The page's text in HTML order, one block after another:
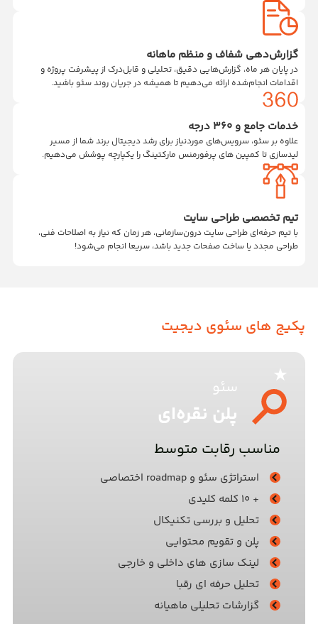
گزارش‌دهی شفاف و منظم ماهانه
در پایان هر ماه، گزارش‌هایی دقیق، تحلیلی و قابل‌درک از پیشرفت پروژه و
اقدامات انجام‌شده ارائه می‌دهیم تا همیشه در جریان روند سئو باشید.
خدمات جامع و ۳۶۰ درجه
علاوه بر سئو، سرویس‌های موردنیاز برای رشد دیجیتال برند شما از مسیر
لیدسازی تا کمپین های پرفورمنس مارکتینگ را یکپارچه پوشش می‌دهیم.
تیم تخصصی طراحی سایت
با تیم حرفه‌ای طراحی سایت درون‌سازمانی، هر زمان که نیاز به اصلاحات فنی،
طراحی مجدد یا ساخت صفحات جدید باشد، سریعا انجام می‌شود!
پکیج های سئوی دیجیت
سئو
پلن نقره‌ای
مناسب رقابت متوسط
استراتژی سئو و roadmap اختصاصی
+ 10 کلمه کلیدی
تحلیل و بررسی تکنیکال
پلن و تقویم محتوایی
لینک سازی های داخلی و خارجی
تحلیل حرفه ای رقبا
گزارشات تحلیلی ماهیانه